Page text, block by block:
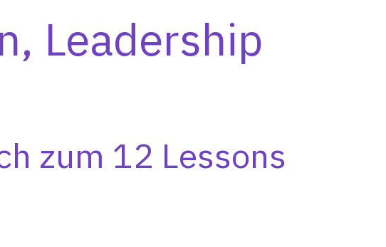
Leadership
zum 12 Lessons